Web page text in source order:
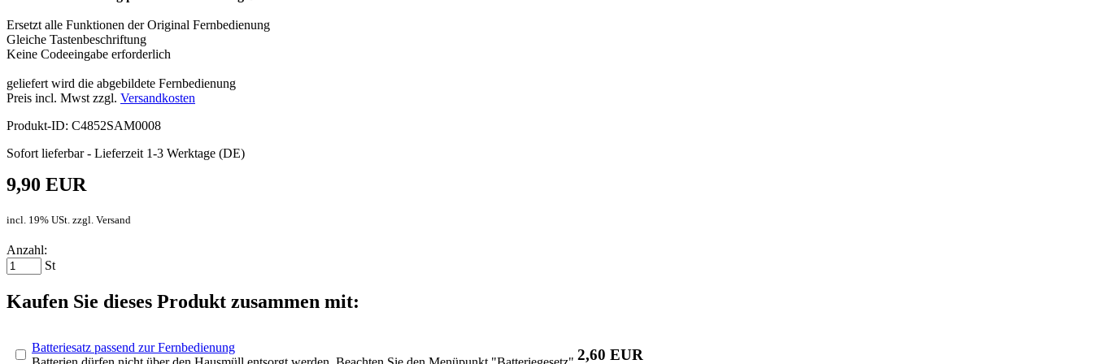
Ersetzt alle Funktionen der Original Fernbedienung
Gleiche Tastenbeschriftung
Keine Codeeingabe erforderlich
geliefert wird die abgebildete Fernbedienung
Preis incl. Mwst zzgl. Versandkosten
Produkt-ID: C4852SAM0008
Sofort lieferbar - Lieferzeit 1-3 Werktage (DE)
9,90 EUR
incl. 19% USt. zzgl. Versand
Anzahl:
St
Kaufen Sie dieses Produkt zusammen mit:
Batteriesatz passend zur Fernbedienung
2,60 EUR